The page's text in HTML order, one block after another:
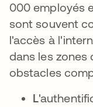
000 employés
sont souvent
l'accès à
dans les zones
obstacles
L